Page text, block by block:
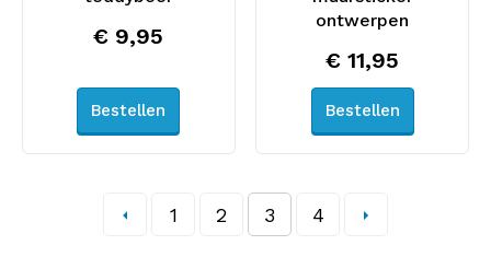
€ 9,95
Bestellen
ontwerpen
€ 11,95
Bestellen
1 2 3 4